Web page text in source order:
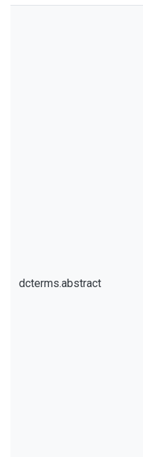
dcterms.abstract